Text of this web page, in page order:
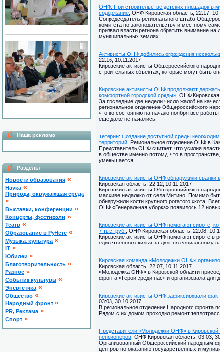
Наша реклама
Разделы
Новости образования «
Наука «
Природа, окружающая среда
«
Выставки, конференции «
Концерты, фестивали «
Театр «
Образование в РуНете «
Музыка, культура «
IT «
Юбилеи «
Благотворительность «
Разное «
Cобытия культуры «
Энергетика «
Общество «
Народный фронт «
PR, Реклама «
Спорт «
ОНФ: При строительстве детских площадок в
содержание , ОНФ Кировская область, 22:17,
Сопредседатель регионального штаба
комитета по законодательству и местному
призвал власти региона обратить внимание
муниципальных землях.
Активисты ОНФ добились ограждения
22:16, 10.11.2017
Кировские активисты Общероссийского
строительных объектах, которые могут быть
Кировские активисты ОНФ продолжают
комфортной городской среды» , ОНФ
За последние две недели число жалоб на
региональное отделение Общероссийского
что по состоянию на начало ноября все
еще даже не начались.
Тетерин: Создание доступной среды
территорий , Региональное отделение ОНФ в
Представитель ОНФ считает, что усилия
в обществе именно потому, что в
уменьшается.
Кировские активисты ОНФ обнаружили
Кировская область, 22:12, 10.11.2017
Кировские активисты Общероссийского
массиве недалеко от села Митино. Помимо
обнаружили кости крупного рогатого скота.
ОНФ «Генеральная уборка» появилось 12
Кировские активисты ОНФ помогают сироте,
7 тыс. руб.
, ОНФ Кировская область, 22:08,
Кировские активисты ОНФ помогают сироте
единственного жилья за долг по социальному
Кировская команда «Молодежки ОНФ»
Кировская область, 22:07, 10.11.2017
«Молодежка ОНФ» в Кировской области
фронта «Герои среди нас» и организовала для
Кировские активисты ОНФ зафиксировали
03:03, 30.10.2017
В региональное отделение Народного фронта
Рядом с их домом проходил ремонт
Представители «Молодежки ОНФ» в Кировской
пенсионеров , ОНФ Кировская область, 03:03,
Организованный Общероссийский народным
центров по оказанию государственных и